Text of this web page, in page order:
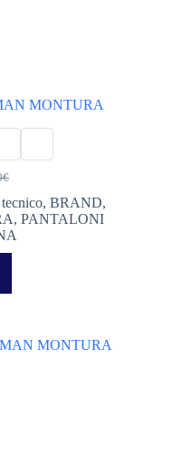
MONTURA
€
, BRAND,
, PANTALONI